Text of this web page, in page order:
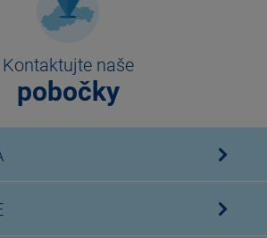
Kontaktujte naše
pobočky